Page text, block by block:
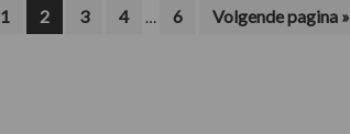
Pagina
1 Pagina
2 Pagina
3 Pagina
4
Interim
… Pagina
6
Ga
naar
Volgende pagina »